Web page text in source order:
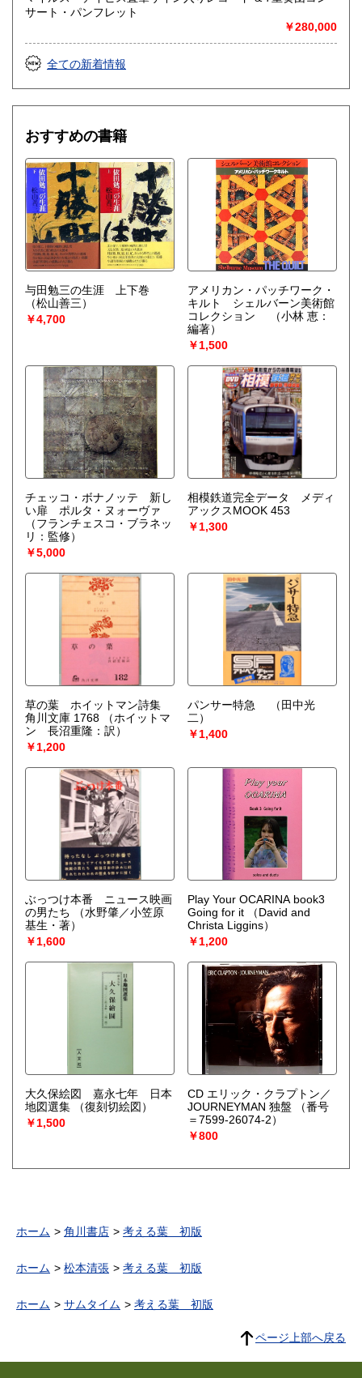
アナログ・レコードやCDなどの音楽・音声・映像メディア
サート・パンフレット
￥280,000
全ての新着情報
おすすめの書籍
与田勉三の生涯 上下巻
（松山善三）
￥4,700
アメリカン・パッチワーク・
キルト シェルバーン美術館
コレクション
（小林 恵：
編著）
￥1,500
チェッコ・ボナノッテ 新し
い扉 ポルタ・ヌォーヴァ
（フランチェスコ・ブラネッ
リ：監修）
￥5,000
相模鉄道完全データ メディ
アックスMOOK 453
￥1,300
草の葉 ホイットマン詩集
角川文庫 1768
（ホイットマ
ン 長沼重隆：訳）
￥1,200
パンサー特急
（田中光
二）
￥1,400
ぶっつけ本番 ニュース映画
の男たち
（水野肇／小笠原
基生・著）
￥1,600
Play Your OCARINA book3
Going for it
（David and
Christa Liggins）
￥1,200
大久保絵図 嘉永七年 日本
地図選集
（復刻切絵図）
￥1,500
CD エリック・クラプトン／
JOURNEYMAN 独盤
（番号
＝7599-26074-2）
￥800
ホーム 角川書店 考える葉 初版
ホーム 松本清張 考える葉 初版
ホーム サムタイム 考える葉 初版
ページ上部へ戻る